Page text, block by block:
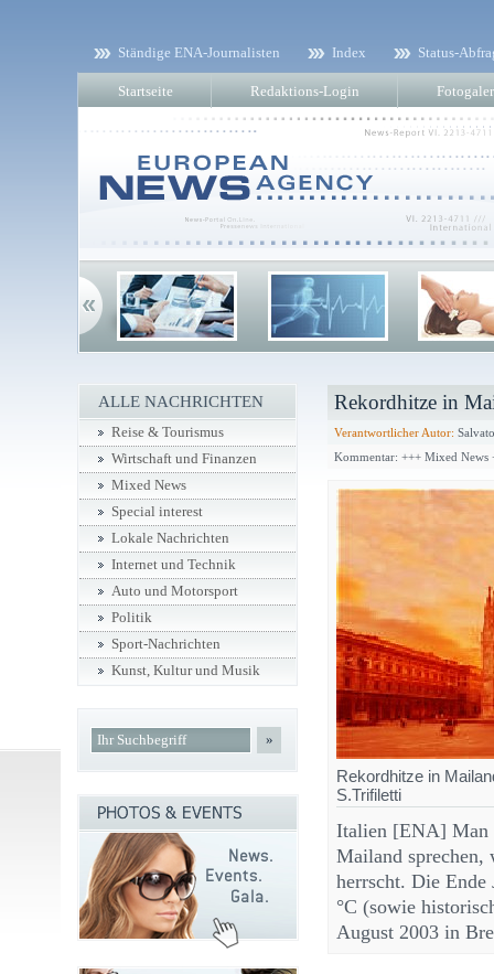
Ständige ENA-Journalisten Index Status-
Startseite Redaktions-Login
Rekordhitze in
Verantwortlicher Autor:
Kommentar: +++ Mixed News
Rekordhitze in
S.Trifiletti
Italien [ENA] Man
Mailand sprechen,
herrscht. Die Ende
°C (sowie
August 2003 in
ALLE NACHRICHTEN
Reise & Tourismus
Wirtschaft und Finanzen
Mixed News
Special interest
Lokale Nachrichten
Internet und Technik
Auto und Motorsport
Politik
Sport-Nachrichten
Kunst, Kultur und Musik
»